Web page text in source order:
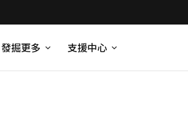
發掘更多 支援中心